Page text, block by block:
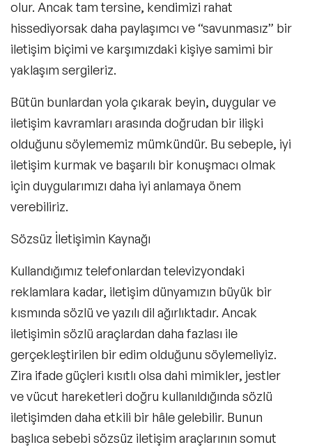
olur. Ancak tam tersine, kendimizi rahat
hissediyorsak daha paylaşımcı ve “savunmasız” bir
iletişim biçimi ve karşımızdaki kişiye samimi bir
yaklaşım sergileriz.
Bütün bunlardan yola çıkarak beyin, duygular ve
iletişim kavramları arasında doğrudan bir ilişki
olduğunu söylememiz mümkündür. Bu sebeple, iyi
iletişim kurmak ve başarılı bir konuşmacı olmak
için duygularımızı daha iyi anlamaya önem
verebiliriz.
Sözsüz İletişimin Kaynağı
Kullandığımız telefonlardan televizyondaki
reklamlara kadar, iletişim dünyamızın büyük bir
kısmında sözlü ve yazılı dil ağırlıktadır. Ancak
iletişimin sözlü araçlardan daha fazlası ile
gerçekleştirilen bir edim olduğunu söylemeliyiz.
Zira ifade güçleri kısıtlı olsa dahi mimikler, jestler
ve vücut hareketleri doğru kullanıldığında sözlü
iletişimden daha etkili bir hâle gelebilir. Bunun
başlıca sebebi sözsüz iletişim araçlarının somut